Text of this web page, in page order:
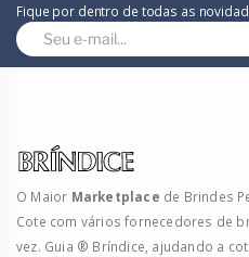
Fique por dentro de todas as
O Maior Marketplace de Brindes
Cote com vários fornecedores de
vez. Guia ® Bríndice, ajudando a